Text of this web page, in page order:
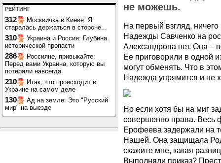
РЕЙТИНГ
312
Москвичка в Киеве: Я
старалась держаться в стороне...
310
Украина и Россия: Глубина
исторической пропасти
286
Россияне, привыкайте:
Перед вами Украина, которую вы
потеряли навсегда
210
Итак, что происходит в
Украине на самом деле
130
Ад на земле: Это "Русский
мир" на выезде
не можешь.
На первый взгляд,
Надежды Савченко на
Александрова нет. Она –
Ее приговорили в одной
могут обменять. Что в
Надежда упрямится и не
Но если хотя бы на миг
совершенно права. Весь
Ерофеева задержали на
Нашей. Она защищала
скажите мне, какая
Выполняли приказ?